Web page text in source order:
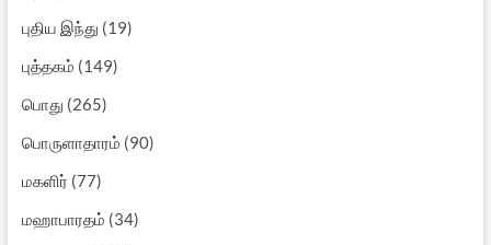
புதிய இந்து (19)
புத்தகம் (149)
பொது (265)
பொருளாதாரம் (90)
மகளிர் (77)
மஹாபாரதம் (34)